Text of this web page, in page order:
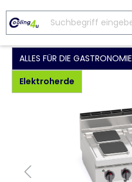
ALLES FÜR DIE GASTRONOMIE
Elektroherde